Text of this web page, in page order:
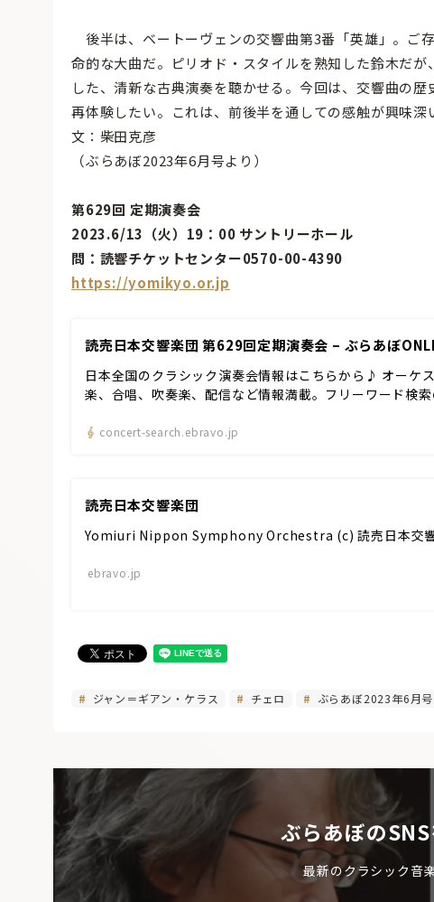
後半は、ベートーヴェンの交響曲第3番「英雄」。ご
命的な大曲だ。ピリオド・スタイルを熟知した鈴木だ
した、清新な古典演奏を聴かせる。今回は、交響曲の
再体験したい。これは、前後半を通しての感触が興味深
文：柴田克彦
（ぶらあぼ2023年6月号より）
第629回 定期演奏会
2023.6/13（火）19：00 サントリーホール
問：読響チケットセンター0570-00-4390
https://yomikyo.or.jp
読売日本交響楽団 第629回定期演奏会 – ぶらあぼ
日本全国のクラシック演奏会情報はこちらから♪ オーケ
楽、合唱、吹奏楽、配信など情報満載。フリーワード検
concert-search.ebravo.jp
読売日本交響楽団
Yomiuri Nippon Symphony Orchestra (c) 読売日本交
ebravo.jp
ジャン＝ギアン・ケラス チェロ ぶらあぼ2023年6月号
ぶらあぼの
最新のクラシック音